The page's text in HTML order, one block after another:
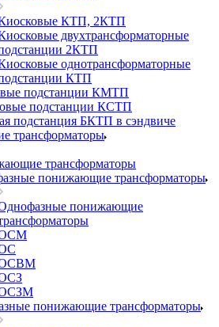
КТП, 2КТП
двухтрансформаторные
2КТП
однотрансформаторные
КТП
подстанции КМТП
подстанции КСТП
подстанция БКТП в сэндвиче
трансформаторы
трансформаторы
понижающие трансформаторы
понижающие
понижающие трансформаторы